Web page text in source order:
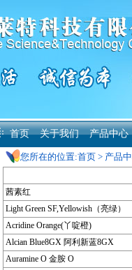
首页 关于我们 产品中心
您所在的位置:首页 > 产品
茜素红
Light Green SF,Yellowish（亮绿）
Acridine Orange(丫啶橙)
Alcian Blue8GX 阿利新蓝8GX
Auramine O 金胺 O